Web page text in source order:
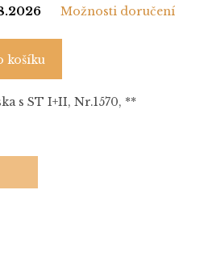
Možnosti doručení
košíku
s ST I+II, Nr.1570, **